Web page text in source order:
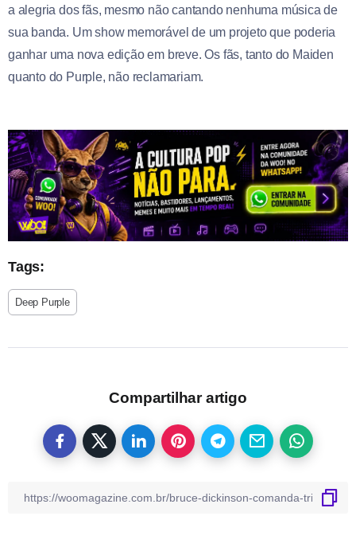
a alegria dos fãs, mesmo não cantando nenhuma música de
sua banda. Um show memorável de um projeto que poderia
ganhar uma nova edição em breve. Os fãs, tanto do Maiden
quanto do Purple, não reclamariam.
Tags:
Deep Purple
Compartilhar artigo